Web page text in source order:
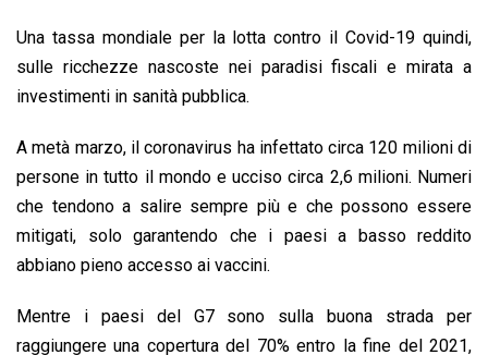
Una tassa mondiale per la lotta contro il Covid-19 quindi,
sulle ricchezze nascoste nei paradisi fiscali e mirata a
investimenti in sanità pubblica.
A metà marzo, il coronavirus ha infettato circa 120 milioni di
persone in tutto il mondo e ucciso circa 2,6 milioni. Numeri
che tendono a salire sempre più e che possono essere
mitigati, solo garantendo che i paesi a basso reddito
abbiano pieno accesso ai vaccini.
Mentre i paesi del G7 sono sulla buona strada per
raggiungere una copertura del 70% entro la fine del 2021,